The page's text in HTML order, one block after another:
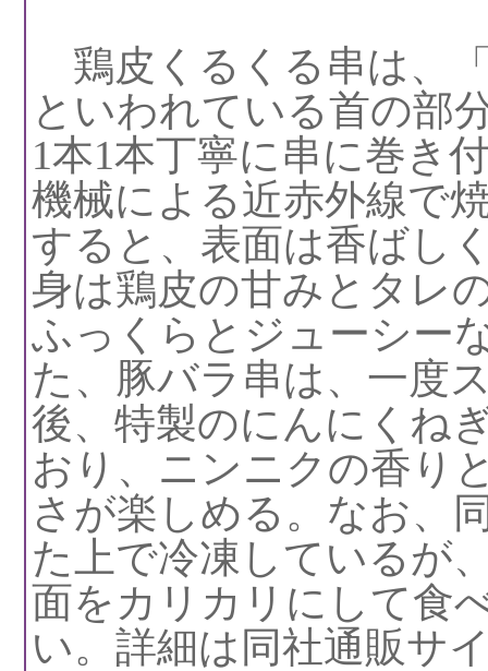
鶏皮くるくる串は、
といわれている首の部
1本1本丁寧に串に巻き
機械による近赤外線で
すると、表面は香ばし
身は鶏皮の甘みとタレ
ふっくらとジューシー
た、豚バラ串は、一度
後、特製のにんにくね
おり、ニンニクの香り
さが楽しめる。なお、
た上で冷凍しているが
面をカリカリにして食
い。詳細は同社通販サ